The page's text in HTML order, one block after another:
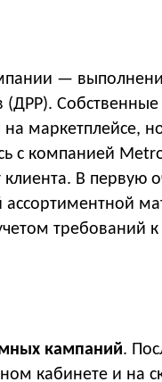
—
(ДРР).
на маркетплейсе,
с компанией
клиента. В первую
ассортиментной
требований
кампаний.
кабинете и на